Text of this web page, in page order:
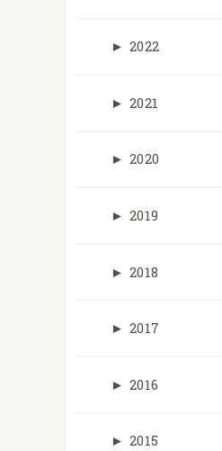
► 2022
► 2021
► 2020
► 2019
► 2018
► 2017
► 2016
► 2015